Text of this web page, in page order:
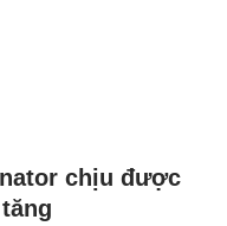
chịu được